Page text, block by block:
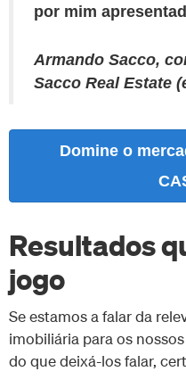
por mim
Armando Sacco,
Sacco Real Estate
Domine o
Resultados
jogo
Se estamos a falar da
imobiliária para os
do que deixá-los falar,